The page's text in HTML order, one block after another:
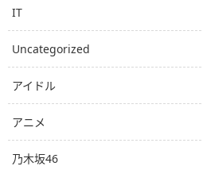
IT
Uncategorized
アイドル
アニメ
乃木坂46